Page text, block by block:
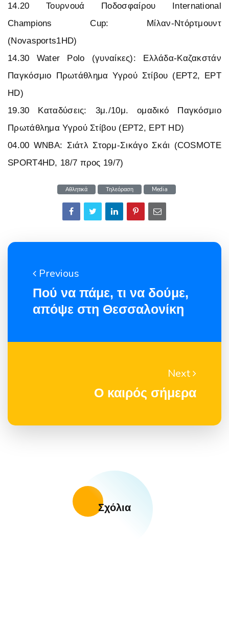
14.20 Τουρνουά Ποδοσφαίρου International
Champions Cup: Μίλαν-Ντόρτμουντ
(Novasports1HD)
14.30 Water Polo (γυναίκες): Ελλάδα-Καζακστάν
Παγκόσμιο Πρωτάθλημα Υγρού Στίβου (ΕΡΤ2, ΕΡΤ
HD)
19.30 Καταδύσεις: 3μ./10μ. ομαδικό Παγκόσμιο
Πρωτάθλημα Υγρού Στίβου (ΕΡΤ2, ΕΡΤ HD)
04.00 WNBA: Σιάτλ Στορμ-Σικάγο Σκάι (COSMOTE
SPORT4HD, 18/7 προς 19/7)
Αθλητικά Τηλεόραση Media
Previous
Πού να πάμε, τι να δούμε,
απόψε στη Θεσσαλονίκη
Next
Ο καιρός σήμερα
Σχόλια